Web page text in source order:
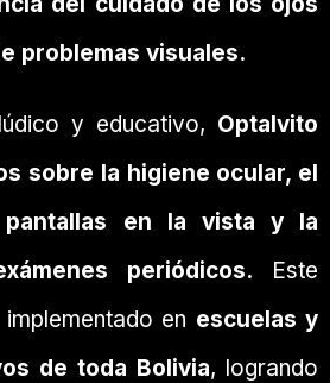
problemas visuales.
y educativo, Optalvito
sobre la higiene ocular, el
en la vista y la
periódicos. Este
en escuelas y
de toda Bolivia, logrando